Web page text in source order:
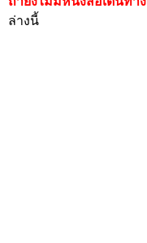
ล่างนี้